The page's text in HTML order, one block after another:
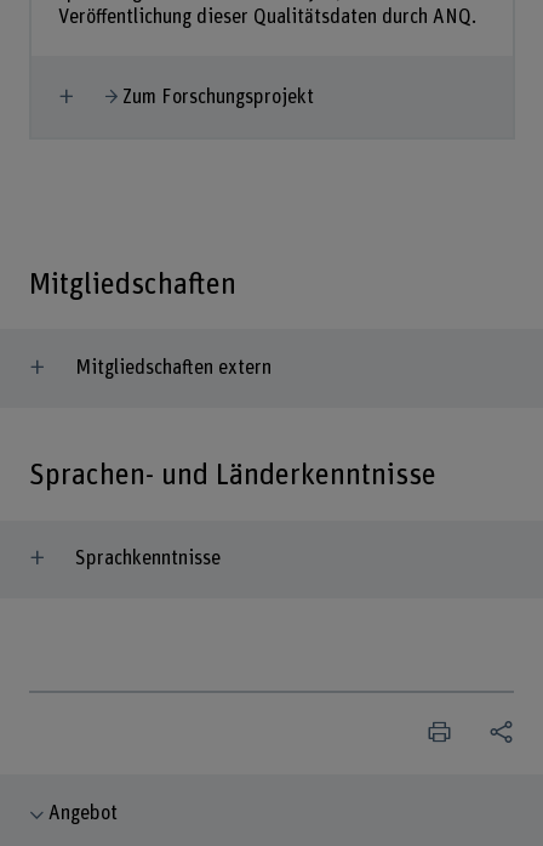
Veröffentlichung dieser Qualitätsdaten durch ANQ.
Mehr anzeigen
Zum Forschungsprojekt
Mitgliedschaften
Mitgliedschaften extern
Sprachen- und Länderkenntnisse
Sprachkenntnisse
Angebot